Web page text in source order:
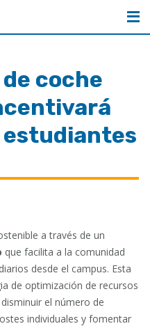
coche
estudiantes
a través de un
que facilita a la comunidad
desde el campus. Esta
de optimización de recursos
el número de
individuales y fomentar